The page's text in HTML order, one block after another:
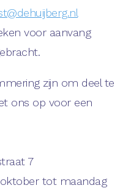
voor aanvang
zijn om deel te
ons op voor een
7
tot maandag